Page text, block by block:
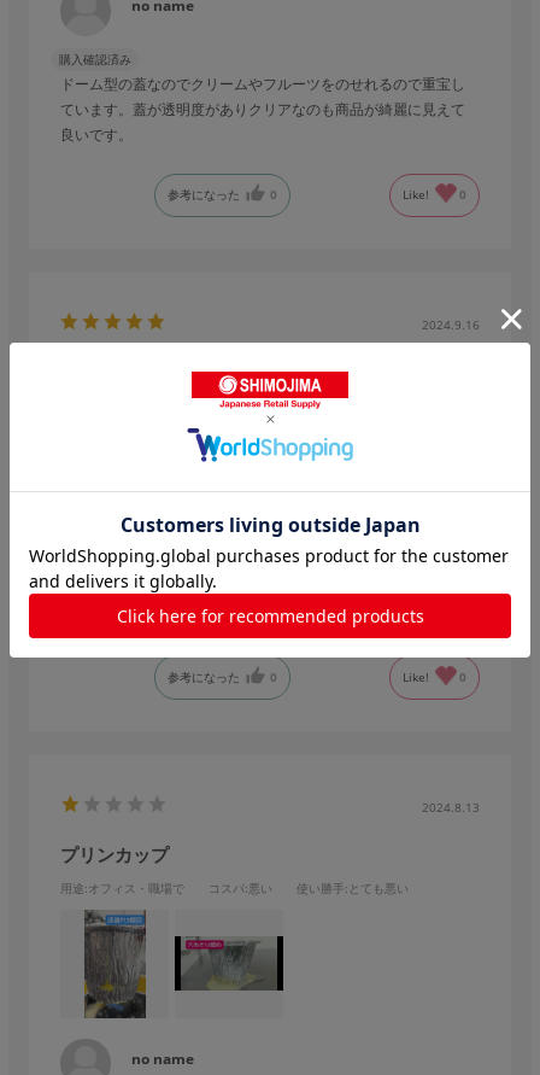
no name
購入確認済み
ドーム型の蓋なのでクリームやフルーツをのせれるので重宝し
ています。蓋が透明度がありクリアなのも商品が綺麗に見えて
良いです。
参考になった 0 Like! 0
2024.9.16
アイスクリーム容器として活躍！
コスパ:良い 使い勝手
購入確認済み 業種:飲食業
大きすぎず、小さすぎず蓋付きだったのでイベント出店にちょ
うど良かったです。
プラスチックを極力使いたくなかったので、こちらで見つけら
れて良かったです。
参考になった 0 Like! 0
2024.8.13
プリンカップ
用途:オフィス・職場で コスパ:悪い 使い勝手 :とても悪い
no name